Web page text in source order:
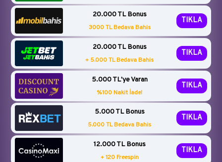
20.000 TL Bonus
3000 TL Bedava Bahis
TIKLA
20.000 TL Bonus
+ 5.000 TL Bedava Bahis
TIKLA
5.000 TL'ye Varan
%100 Nakit İade!
TIKLA
5.000 TL Bonus
5.000 TL Bedava Bahis
TIKLA
12.000 TL Bonus
+ 120 Freespin
TIKLA